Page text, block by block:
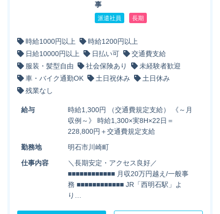
事
派遣社員 長期
時給1000円以上
時給1200円以上
日給10000円以上
日払い可
交通費支給
服装・髪型自由
社会保険あり
未経験者歓迎
車・バイク通勤OK
土日祝休み
土日休み
残業なし
給与
時給1,300円 （交通費規定支給） 《～月
収例～》 時給1,300×実8H×22日＝
228,800円＋交通費規定支給
勤務地
明石市川崎町
仕事内容
＼長期安定・アクセス良好／
■■■■■■■■■■■■ 月収20万円越え/一般事
務 ■■■■■■■■■■■■ JR「西明石駅」よ
り…